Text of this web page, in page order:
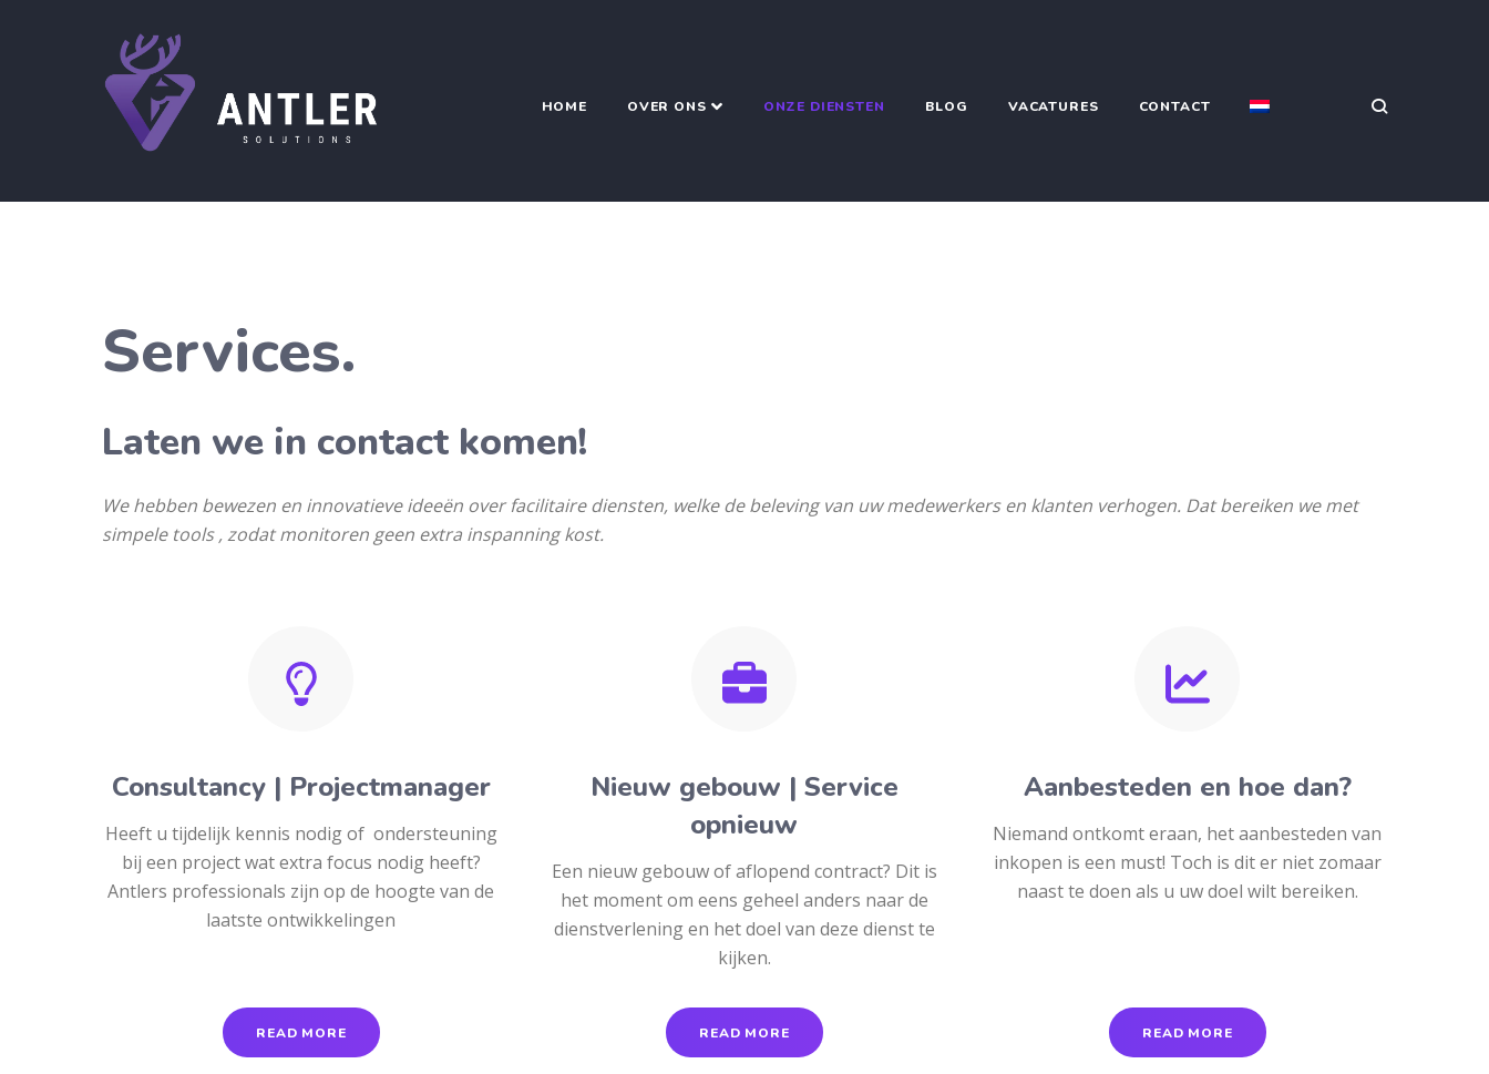
HOME OVER ONS ONZE DIENSTEN BLOG VACATURES CONTACT
Services.
Laten we in contact komen!
We hebben bewezen en innovatieve ideeën over facilitaire diensten, welke de beleving van uw medewerkers en klanten verhogen. Dat bereiken we met
simpele tools , zodat monitoren geen extra inspanning kost.
Consultancy | Projectmanager
Heeft u tijdelijk kennis nodig of ondersteuning
bij een project wat extra focus nodig heeft?
Antlers professionals zijn op de hoogte van de
laatste ontwikkelingen
READ MORE
Nieuw gebouw | Service
opnieuw
Een nieuw gebouw of aflopend contract? Dit is
het moment om eens geheel anders naar de
dienstverlening en het doel van deze dienst te
kijken.
READ MORE
Aanbesteden en hoe dan?
Niemand ontkomt eraan, het aanbesteden van
inkopen is een must! Toch is dit er niet zomaar
naast te doen als u uw doel wilt bereiken.
READ MORE